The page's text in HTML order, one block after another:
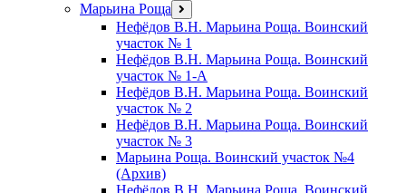
Марьина Роща открыть
меню
Нефёдов В.Н. Марьина Роща. Воинский
участок № 1
Нефёдов В.Н. Марьина Роща. Воинский
участок № 1-А
Нефёдов В.Н. Марьина Роща. Воинский
участок № 2
Нефёдов В.Н. Марьина Роща. Воинский
участок № 3
Марьина Роща. Воинский участок №4
(Архив)
Нефёдов В.Н. Марьина Роща. Воинский